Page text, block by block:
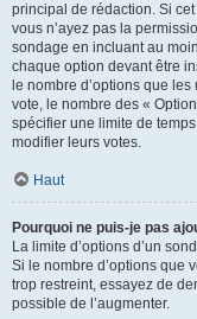
principal de rédaction. Si
vous n’ayez pas la
sondage en incluant au
chaque option devant être
le nombre d’options que
vote, le nombre des «
spécifier une limite de
modifier leurs votes.
Haut
Pourquoi ne puis-je pas
La limite d’options d’un
Si le nombre d’options que
trop restreint, essayez de
possible de l’augmenter.